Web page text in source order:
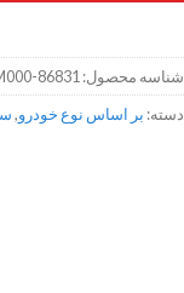
شناسه محصول:86831-1M000
دسته: بر اساس نوع خودرو,